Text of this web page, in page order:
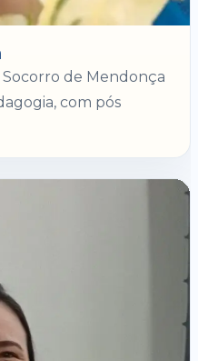
Socorro de Mendonça
com pós